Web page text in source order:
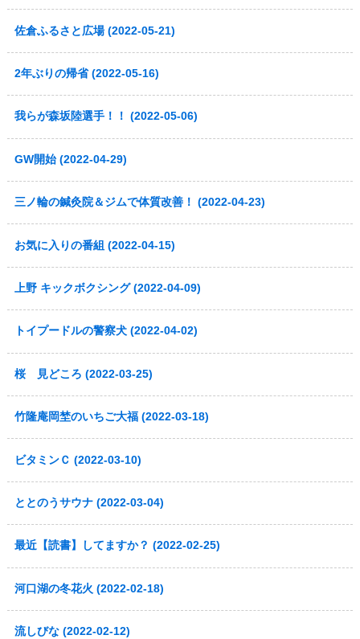
佐倉ふるさと広場 (2022-05-21)
2年ぶりの帰省 (2022-05-16)
我らが森坂陸選手！！ (2022-05-06)
GW開始 (2022-04-29)
三ノ輪の鍼灸院＆ジムで体質改善！ (2022-04-23)
お気に入りの番組 (2022-04-15)
上野 キックボクシング (2022-04-09)
トイプードルの警察犬 (2022-04-02)
桜 見どころ (2022-03-25)
竹隆庵岡埜のいちご大福 (2022-03-18)
ビタミンＣ (2022-03-10)
ととのうサウナ (2022-03-04)
最近【読書】してますか？ (2022-02-25)
河口湖の冬花火 (2022-02-18)
流しびな (2022-02-12)